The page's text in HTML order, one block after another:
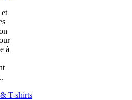
à
T-shirts